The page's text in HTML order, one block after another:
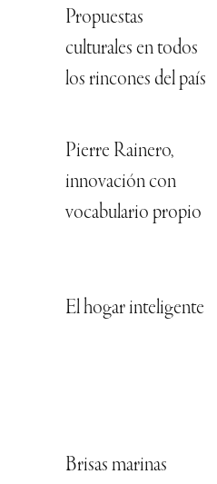
Propuestas
culturales en todos
los rincones del país
Pierre Rainero,
innovación con
vocabulario propio
El hogar inteligente
Brisas marinas